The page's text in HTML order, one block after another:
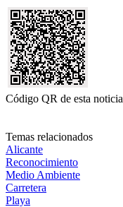
Código QR de esta noticia
Temas relacionados
Alicante
Reconocimiento
Medio Ambiente
Carretera
Playa